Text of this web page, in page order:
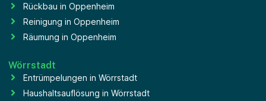
Rückbau in Oppenheim
Reinigung in Oppenheim
Räumung in Oppenheim
Wörrstadt
Entrümpelungen in Wörrstadt
Haushaltsauflösung in Wörrstadt